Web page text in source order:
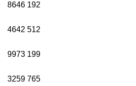
8646 192
4642 512
9973 199
3259 765